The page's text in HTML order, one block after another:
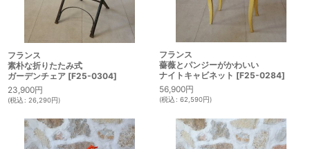
フランス
素朴な折りたたみ式
ガーデンチェア [F25-0304]
23,900円
(税込: 26,290円)
フランス
薔薇とパンジーがかわいい
ナイトキャビネット [F25-0284]
56,900円
(税込: 62,590円)